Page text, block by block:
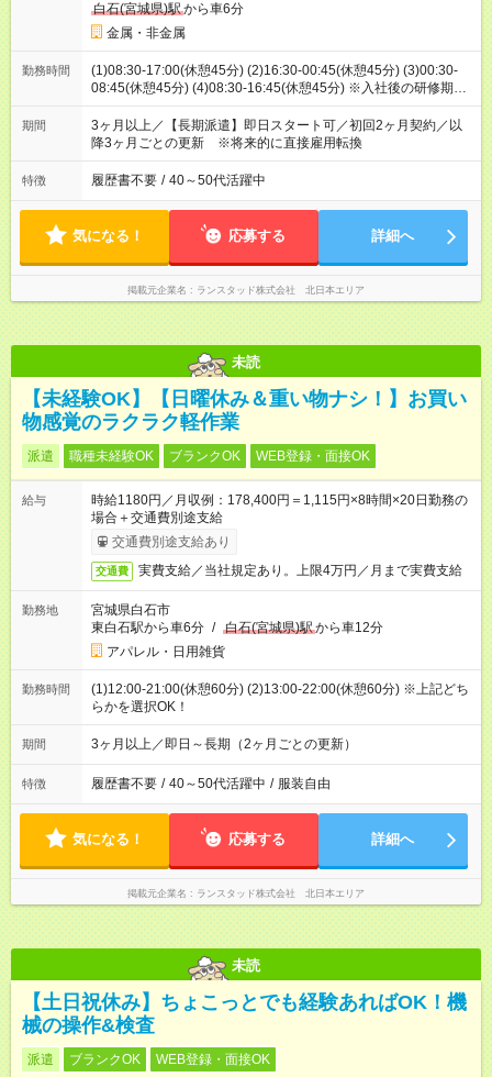
白石(宮城県)駅から車6分
金属・非金属
勤務時間
(1)08:30-17:00(休憩45分) (2)16:30-00:45(休憩45分) (3)00:30-
08:45(休憩45分) (4)08:30-16:45(休憩45分) ※入社後の研修期間
は（1）の日勤にて、慣れてきたら（2）～（4）を1週間ごとの
交替制となります。
期間
3ヶ月以上／【長期派遣】即日スタート可／初回2ヶ月契約／以
降3ヶ月ごとの更新 ※将来的に直接雇用転換
特徴 履歴書不要 / 40～50代活躍中
気になる！ 応募する 詳細へ
掲載元企業名 ランスタッド株式会社 北日本エリア
未読
【未経験OK】【日曜休み＆重い物ナシ！】お買い
物感覚のラクラク軽作業
派遣 職種未経験OK ブランクOK WEB登録・面接OK
給与
時給1180円／月収例：178,400円＝1,115円×8時間×20日勤務の
場合＋交通費別途支給
交通費別途支給あり
交通費 実費支給／当社規定あり。上限4万円／月まで実費支給
勤務地
宮城県白石市
東白石駅から車6分 / 白石(宮城県)駅から車12分
アパレル・日用雑貨
勤務時間
(1)12:00-21:00(休憩60分) (2)13:00-22:00(休憩60分) ※上記どち
らかを選択OK！
期間 3ヶ月以上／即日～長期（2ヶ月ごとの更新）
特徴 履歴書不要 / 40～50代活躍中 / 服装自由
気になる！ 応募する 詳細へ
掲載元企業名 ランスタッド株式会社 北日本エリア
未読
【土日祝休み】ちょこっとでも経験あればOK！機
械の操作&検査
派遣 ブランクOK WEB登録・面接OK